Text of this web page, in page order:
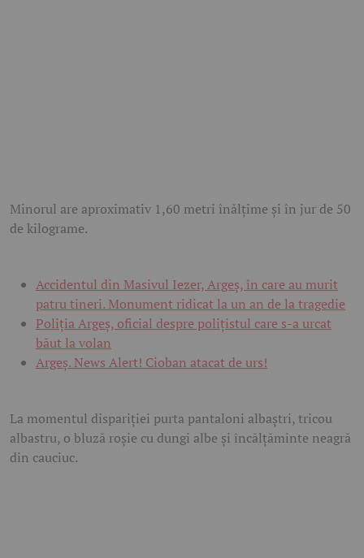
Minorul are aproximativ 1,60 metri înălțime și în jur de 50
de kilograme.
Accidentul din Masivul Iezer, Argeș, în care au murit
patru tineri. Monument ridicat la un an de la tragedie
Poliția Argeș, oficial despre polițistul care s-a urcat
băut la volan
Argeş. News Alert! Cioban atacat de urs!
La momentul dispariției purta pantaloni albaștri, tricou
albastru, o bluză roșie cu dungi albe și încălțăminte neagră
din cauciuc.